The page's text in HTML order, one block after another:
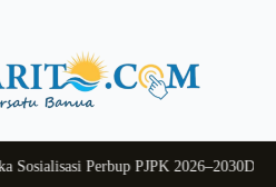
Perbup PJPK 2026–2030Dukung